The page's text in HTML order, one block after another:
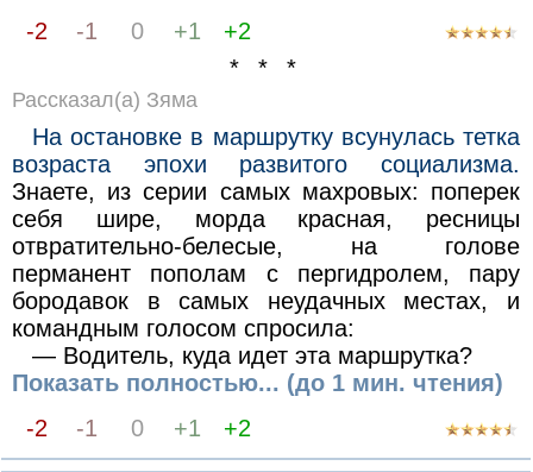
-2
-1 0 +1
+2
* * *
Рассказал(а) Зяма
На остановке в маршрутку всунулась тетка
возраста эпохи развитого социализма.
Знаете, из серии самых махровых: поперек
себя шире, морда красная, ресницы
отвратительно-белесые, на голове
перманент пополам с пергидролем, пару
бородавок в самых неудачных местах, и
командным голосом спросила:
— Водитель, куда идет эта маршрутка?
Показать полностью... (до 1 мин. чтения)
-2
-1 0 +1 +2